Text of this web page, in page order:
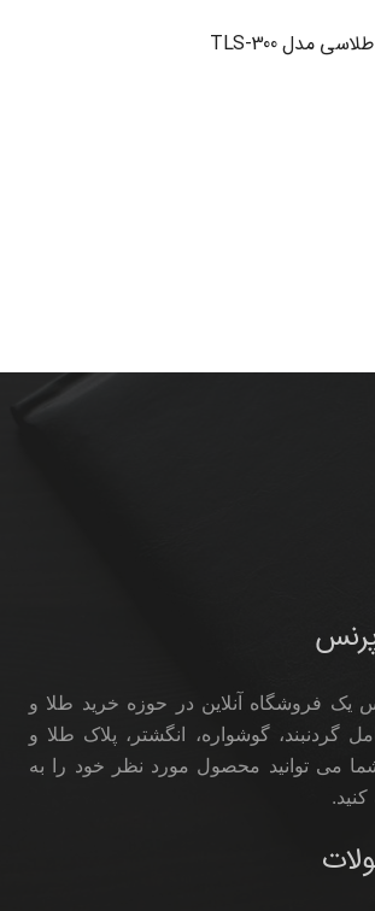
یک فروشگاه آنلاین در حوزه خرید طلا و
گردنبند، گوشواره، انگشتر، پلاک طلا و
می توانید محصول مورد نظر خود را به